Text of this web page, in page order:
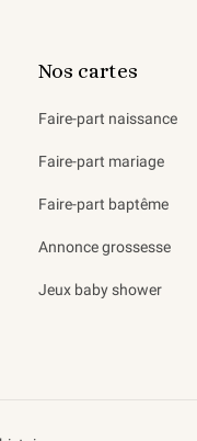
Nos cartes
Faire-part naissance
Faire-part mariage
Faire-part baptême
Annonce grossesse
Jeux baby shower